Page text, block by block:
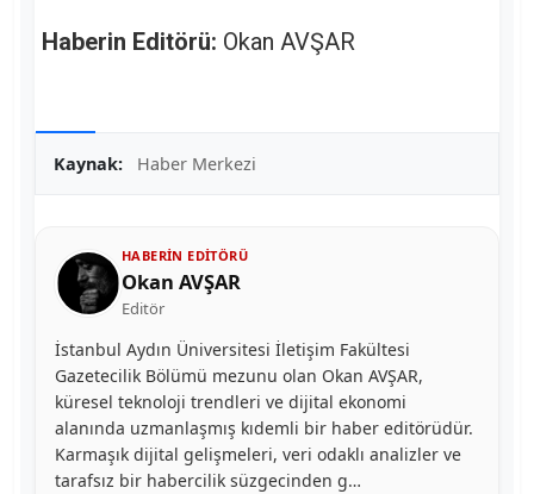
Haberin Editörü: Okan AVŞAR
Kaynak: Haber Merkezi
HABERIN EDITÖRÜ
Okan AVŞAR
Editör
İstanbul Aydın Üniversitesi İletişim Fakültesi
Gazetecilik Bölümü mezunu olan Okan AVŞAR,
küresel teknoloji trendleri ve dijital ekonomi
alanında uzmanlaşmış kıdemli bir haber editörüdür.
Karmaşık dijital gelişmeleri, veri odaklı analizler ve
tarafsız bir habercilik süzgecinden g…